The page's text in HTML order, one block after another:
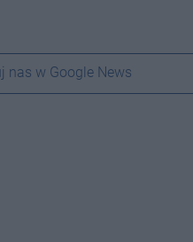
nas w Google News